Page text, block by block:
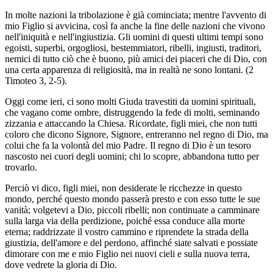
In molte nazioni la tribolazione è già cominciata; mentre l'avvento di
mio Figlio si avvicina, così fa anche la fine delle nazioni che vivono
nell'iniquità e nell'ingiustizia. Gli uomini di questi ultimi tempi sono
egoisti, superbi, orgogliosi, bestemmiatori, ribelli, ingiusti, traditori,
nemici di tutto ciò che è buono, più amici dei piaceri che di Dio, con
una certa apparenza di religiosità, ma in realtà ne sono lontani. (2
Timoteo 3, 2-5).
Oggi come ieri, ci sono molti Giuda travestiti da uomini spirituali,
che vagano come ombre, distruggendo la fede di molti, seminando
zizzania e attaccando la Chiesa. Ricordate, figli miei, che non tutti
coloro che dicono Signore, Signore, entreranno nel regno di Dio, ma
colui che fa la volontà del mio Padre. Il regno di Dio è un tesoro
nascosto nei cuori degli uomini; chi lo scopre, abbandona tutto per
trovarlo.
Perciò vi dico, figli miei, non desiderate le ricchezze in questo
mondo, perché questo mondo passerà presto e con esso tutte le sue
vanità; volgetevi a Dio, piccoli ribelli; non continuate a camminare
sulla larga via della perdizione, poiché essa conduce alla morte
eterna; raddrizzate il vostro cammino e riprendete la strada della
giustizia, dell'amore e del perdono, affinché siate salvati e possiate
dimorare con me e mio Figlio nei nuovi cieli e sulla nuova terra,
dove vedrete la gloria di Dio.